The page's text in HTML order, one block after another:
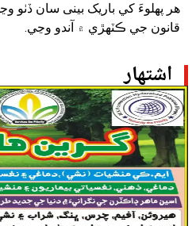
اشتهار
هر پهلوءَ کي باریک بینی سان ڏٺو
قانون جي ڪٽهڙي ۾ آندو وڃي.